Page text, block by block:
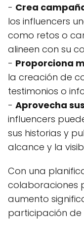
- Crea
los influencers
como retos o
alineen con su
- Proporciona
la creación de
testimonios o
- Aprovecha
influencers
sus historias y
alcance y la
Con una
colaboraciones
aumento
participación